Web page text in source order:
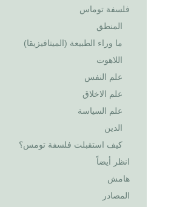
فلسفة توماس
المنطق
ما وراء الطبيعة (الميتافيزيقا)
اللاهوت
علم النفس
علم الاخلاق
علم السياسة
الدين
كيف استقبلت فلسفة تومس؟
انظر أيضاً
هامش
المصادر